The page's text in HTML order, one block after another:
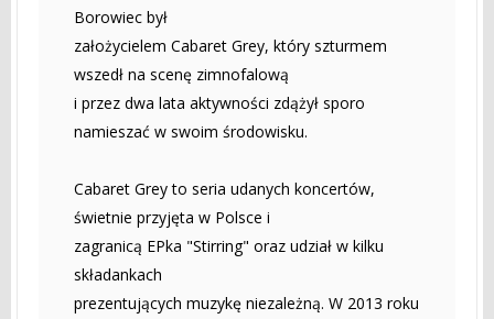
Borowiec był
założycielem Cabaret Grey, który szturmem
wszedł na scenę zimnofalową
i przez dwa lata aktywności zdążył sporo
namieszać w swoim środowisku.
Cabaret Grey to seria udanych koncertów,
świetnie przyjęta w Polsce i
zagranicą EPka "Stirring" oraz udział w kilku
składankach
prezentujących muzykę niezależną. W 2013 roku